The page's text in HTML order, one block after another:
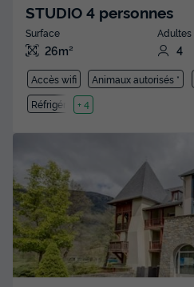
STUDIO 4 personnes
Surface
26m²
Adultes
4
Accès wifi Animaux autorisés *
Réfrigérateur
+ 4